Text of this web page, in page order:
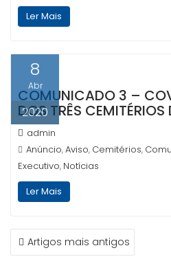
Ler Mais
8
Abr
2020
COMUNICADO 3 –
DOS TRÊS CEMITÉRIOS
admin
Anúncio,Aviso, Cemitérios,
Executivo, Notícias
Ler Mais
NAVEGAÇÃO
DEArtigos mais antigos